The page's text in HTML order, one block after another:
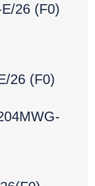
26 (F0)
26 (F0)